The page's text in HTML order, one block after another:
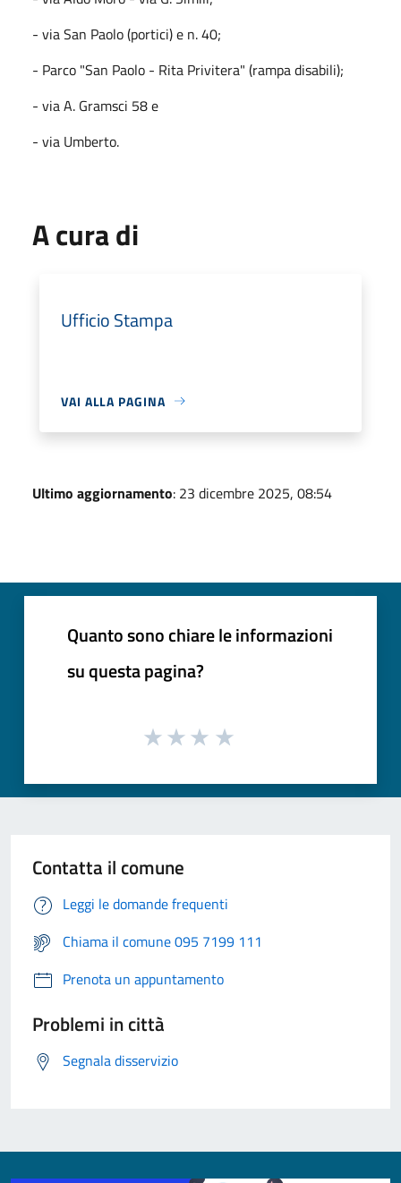
- via San Paolo (portici) e n. 40;
- Parco "San Paolo - Rita Privitera" (rampa disabili);
- via A. Gramsci 58 e
- via Umberto.
A cura di
Ufficio Stampa
VAI ALLA PAGINA
Ultimo aggiornamento: 23 dicembre 2025, 08:54
Quanto sono chiare le informazioni
su questa pagina?
Contatta il comune
Leggi le domande frequenti
Chiama il comune 095 7199 111
Prenota un appuntamento
Problemi in città
Segnala disservizio